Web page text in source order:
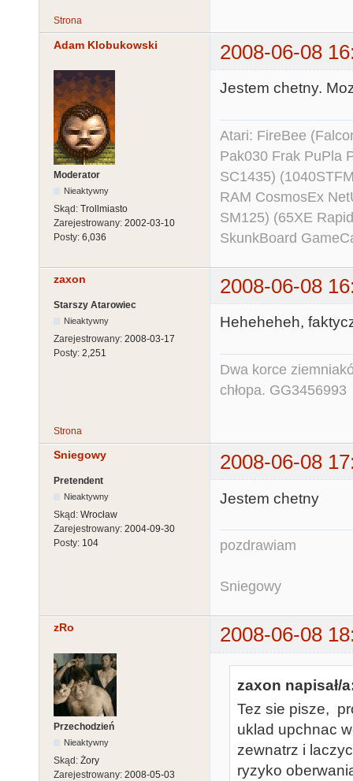
Strona
Adam Klobukowski 2008-06-08
Moderator
Nieaktywny
Skąd: Trollmiasto
Zarejestrowany: 2002-03-10
Posty: 6,036
Jestem chetny.
Atari: FireBee
Pak030 Frak PuPla
SC1435)
RAM CosmosEx
SM125) (65XE
SkunkBoard
zaxon 2008-06-08
Starszy Atarowiec
Nieaktywny
Zarejestrowany: 2008-03-17
Posty: 2,251
Heheheheh,
Dwa korce
chłopa. GG3456993
Strona
Sniegowy 2008-06-08
Pretendent
Nieaktywny
Skąd: Wrocław
Zarejestrowany: 2004-09-30
Posty: 104
Jestem chetny
pozdrawiam
Sniegowy
zRo 2008-06-08
Przechodzień
Nieaktywny
Skąd: Żory
Zarejestrowany: 2008-05-03
zaxon napisał/
Tez sie pisze,
uklad upchnac
zewnatrz i
ryzyko